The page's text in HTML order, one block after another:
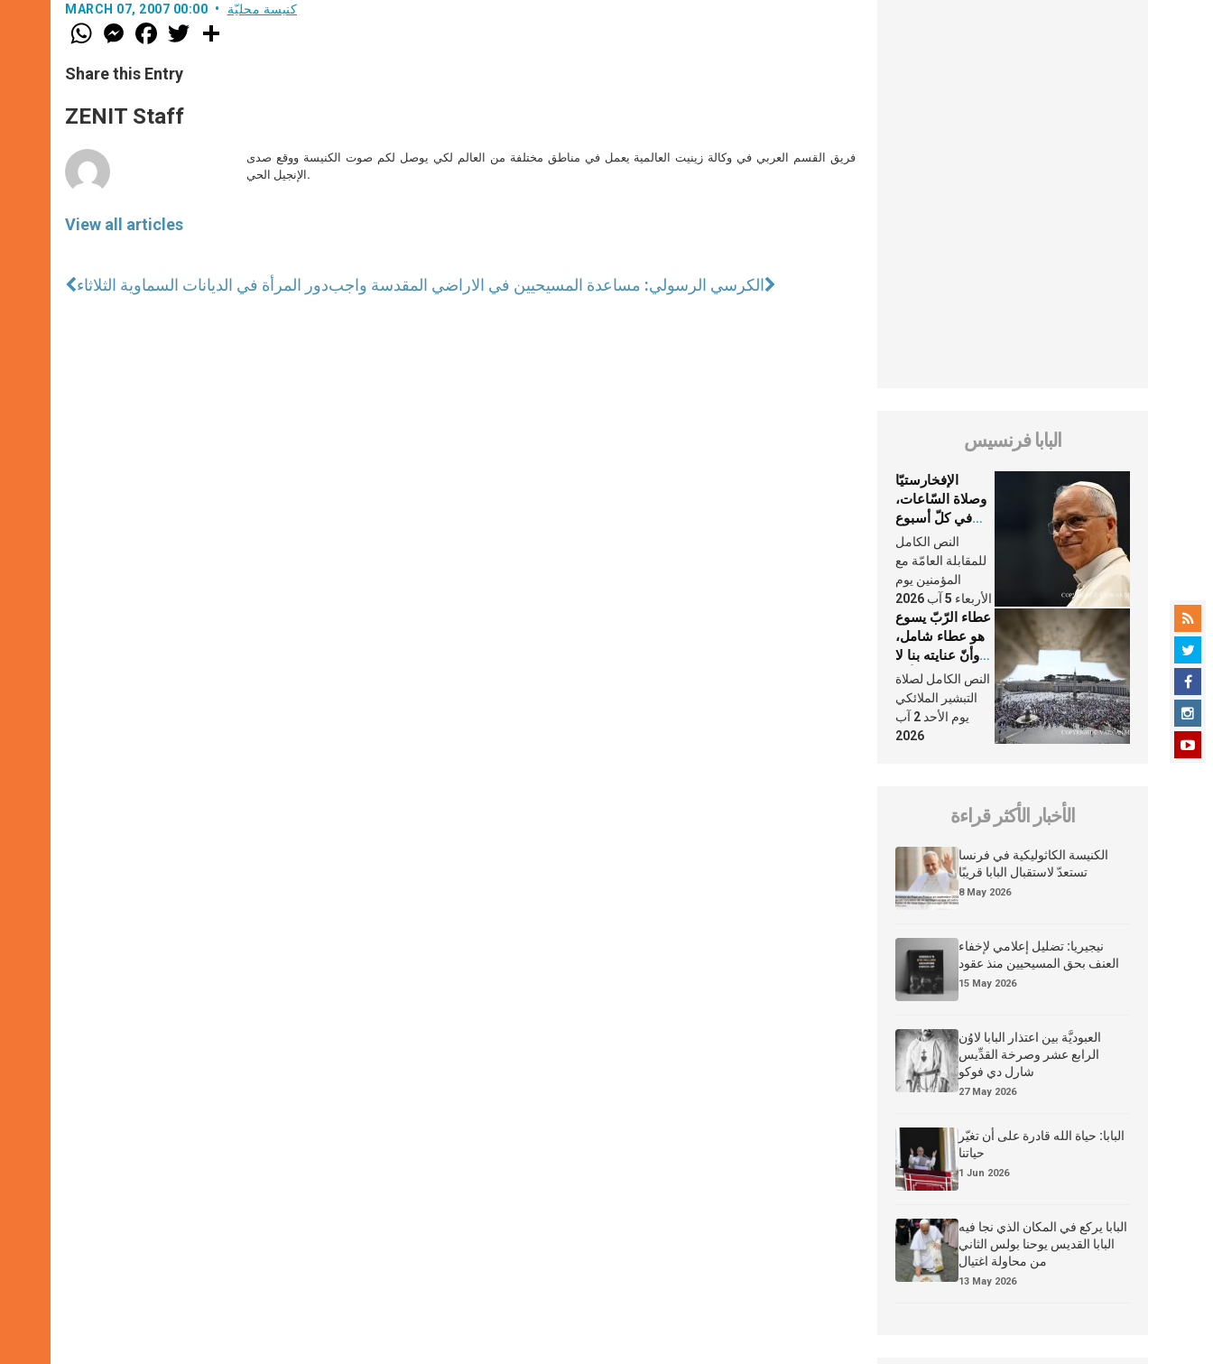
MARCH 07, 2007 00:00 كنيسة محليّة
W
h
t
s
p
p
M
e
s
e
g
e
F
a
e
b
o
k
w
Share this Entry
ZENIT Staff
View all articles
فريق القسم العربي في وكالة زينيت العالمية يعمل في مناطق مختلفة من العالم لكي يوصل لكم صوت الكنيسة ووقع صدى
الإنجيل الحي.
دور المرأة في الديانات السماوية الثلاثاءالكرسي الرسولي: مساعدة المسيحيين في الاراضي المقدسة واجب
البابا فرنسيس
الإفخارستيّا
وصلاة السّاعات،
في كلّ أسبوع
وكلّ يوم، هما
النَّفَس في حياة
الكنيسة
النص الكامل
للمقابلة العامّة مع
المؤمنين يوم
الأربعاء 5 آب 2026
عطاء الرّبّ يسوع
هو عطاء شامل،
وأنّ عنايته بنا لا
تغيب عنّا أبدًا
النص الكامل لصلاة
التبشير الملائكي
يوم الأحد 2 آب
2026
الأخبار الأكثر قراءة
الكنيسة الكاثوليكية في فرنسا
تستعدّ لاستقبال البابا قريبًا
8 May 2026
نيجيريا: تضليل إعلامي لإخفاء
العنف بحق المسيحيين منذ عقود
15 May 2026
العبوديَّة بين اعتذار البابا لاوُن
الرابع عشر وصرخة القدِّيس
شارل دي فوكو
27 May 2026
البابا: حياة الله قادرة على أن تغيّر
حياتنا
1 Jun 2026
البابا يركع في المكان الذي نجا فيه
البابا القديس يوحنا بولس الثاني
من محاولة اغتيال
13 May 2026